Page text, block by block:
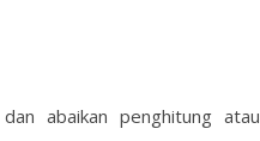
abaikan penghitung atau